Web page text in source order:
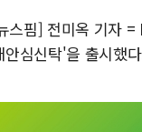
스핌] 전미옥 기자
안심신탁'을 출시했